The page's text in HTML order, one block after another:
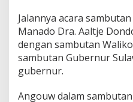
m
b
a
n
g
Jalannya acara
Manado Dra. Aaltje
dengan sambutan
sambutan Gubernur
gubernur.
Angouw dalam